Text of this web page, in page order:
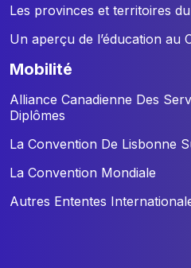
Les provinces et territoires
Un aperçu de l’éducation au
mobilité
Alliance Canadienne Des
Diplômes
La Convention De Lisbonne
La Convention Mondiale
Autres Ententes